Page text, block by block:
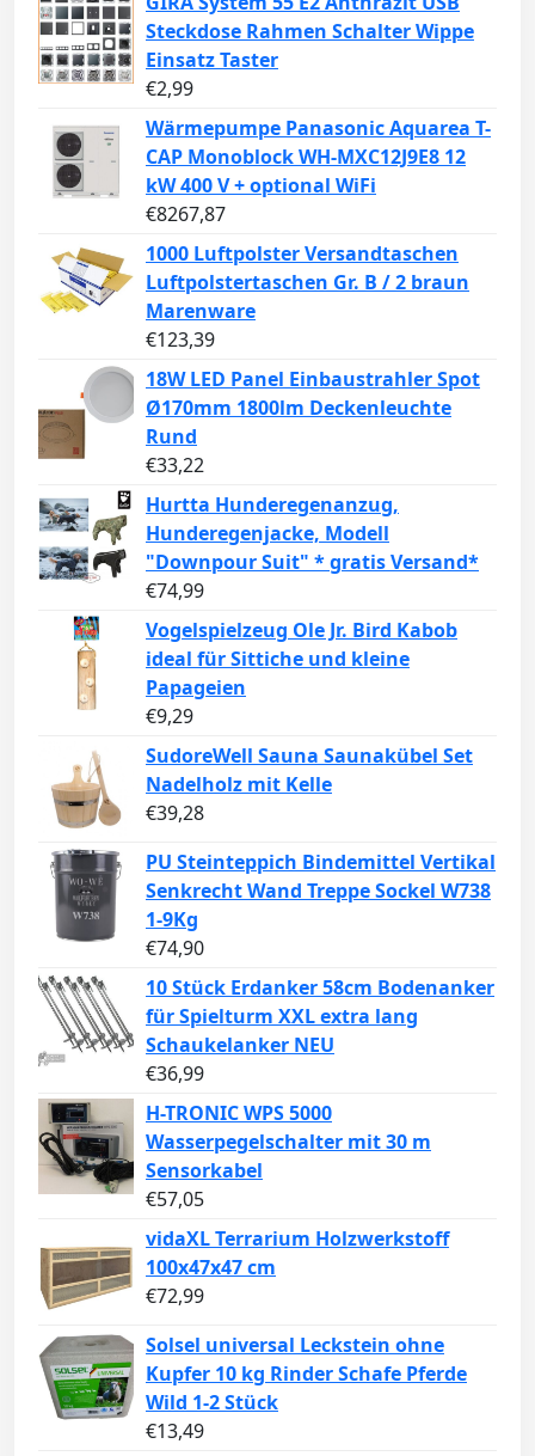
Steckdose Rahmen Schalter Wippe
Einsatz Taster
€2,99
Wärmepumpe Panasonic Aquarea T-
CAP Monoblock WH-MXC12J9E8 12
kW 400 V + optional WiFi
€8267,87
1000 Luftpolster Versandtaschen
Luftpolstertaschen Gr. B / 2 braun
Marenware
€123,39
18W LED Panel Einbaustrahler Spot
Ø170mm 1800lm Deckenleuchte
Rund
€33,22
Hurtta Hunderegenanzug,
Hunderegenjacke, Modell
"Downpour Suit" * gratis Versand*
€74,99
Vogelspielzeug Ole Jr. Bird Kabob
ideal für Sittiche und kleine
Papageien
€9,29
SudoreWell Sauna Saunakübel Set
Nadelholz mit Kelle
€39,28
PU Steinteppich Bindemittel Vertikal
Senkrecht Wand Treppe Sockel W738
1-9Kg
€74,90
10 Stück Erdanker 58cm Bodenanker
für Spielturm XXL extra lang
Schaukelanker NEU
€36,99
H-TRONIC WPS 5000
Wasserpegelschalter mit 30 m
Sensorkabel
€57,05
vidaXL Terrarium Holzwerkstoff
100x47x47 cm
€72,99
Solsel universal Leckstein ohne
Kupfer 10 kg Rinder Schafe Pferde
Wild 1-2 Stück
€13,49